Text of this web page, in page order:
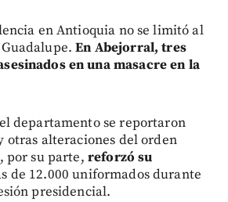
en Antioquia no se limitó al
En Abejorral, tres
en una masacre en la
departamento se reportaron
otras alteraciones del orden
por su parte, reforzó su
de 12.000 uniformados durante
presidencial.